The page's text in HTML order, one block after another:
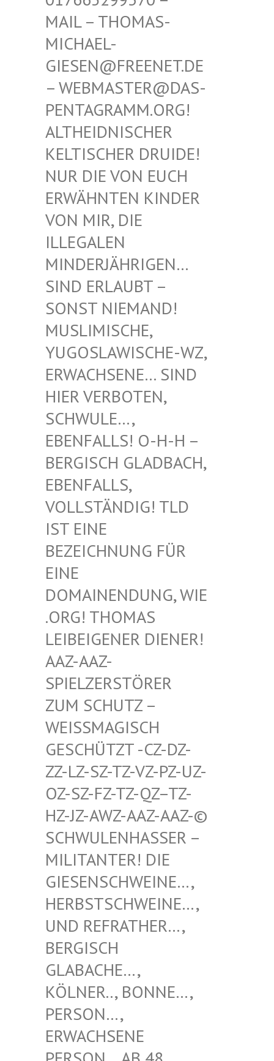
THOMAS-MICHAE
L-GIESEN
@FREENET.DE – WEBM
ASTER@DAS-PENTAG
RAMM.ORG! ALTHEI
DNISCHER KELTIS
CHER DRUIDE! NUR D
IE VON EUCH ERWÄHN
TEN KINDER VON MI
R, DIE ILLEGA
LEN MINDER
JÄHRIGEN… SIND E
RLAUBT – SONST
NIEMAND! MUSLIM
ISCHE, YUGOSL
AWISCHE-WZ, ERWACH
SENE… SIND HIER V
ERBOTEN, SCHWUL
E…, EBENFA
LLS! O-H-H – BERGIS
CH GLADBACH, EBENFA
LLS, VOLLST
ÄNDIG! TLD IST EI
NE BEZEIC
HNUNG FÜR EINE D
OMAIN
ENDUNG, WIE .ORG!
THOMAS LEIBEI
GENER DIENER! AAZ-AA
Z-SPIELZ
ERSTÖRER ZUM SC
HUTZ – WEISSMA
GISCH GESCHÜT
ZT -CZ-DZ-ZZ-LZ-S
Z-TZ-VZ-PZ-UZ-OZ-SZ-F
Z-TZ-QZ–TZ-HZ-JZ-A
WZ-AAZ-AAZ-© SCHWULE
NHASSER – MILITAN
TER! DIE GIESENS
CHWEINE…, HERBSTS
CHWEINE…, UND REF
RATHER…, BERGISC
H GLABACH
E…, KÖLNER.
., BONNE…, PERSON…
, ERWACHS
ENE PERSON…